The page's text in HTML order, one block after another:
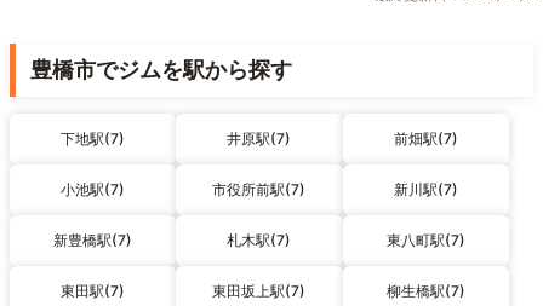
豊橋市でジムを駅から探す
下地駅(7) 井原駅(7) 前畑駅(7)
小池駅(7) 市役所前駅(7) 新川駅(7)
新豊橋駅(7) 札木駅(7) 東八町駅(7)
東田駅(7) 東田坂上駅(7) 柳生橋駅(7)